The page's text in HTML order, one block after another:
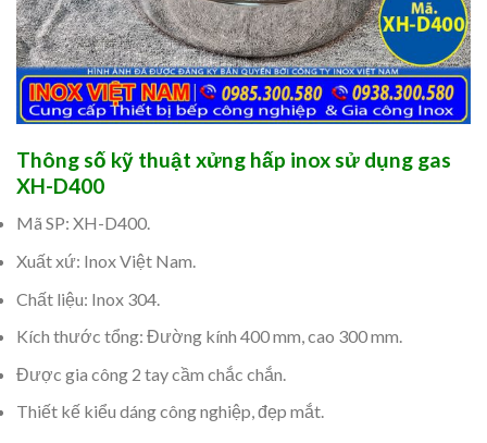
Thông số kỹ thuật xửng hấp inox sử dụng gas
XH-D400
Mã SP: XH-D400.
Xuất xứ: Inox Việt Nam.
Chất liệu: Inox 304.
Kích thước tổng: Đường kính 400 mm, cao 300 mm.
Được gia công 2 tay cầm chắc chắn.
Thiết kế kiểu dáng công nghiệp, đẹp mắt.